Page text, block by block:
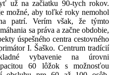
už na začiatku 90-tych rokov.
možné, aby toľké roky nemohol
patrí. Verím však, že týmto
sa práva a začne obdobie,
úspešného centra cestovného
I. Šaško. Centrum tradícií
vybavenie na úrovni
60 lôžok s možnosťou